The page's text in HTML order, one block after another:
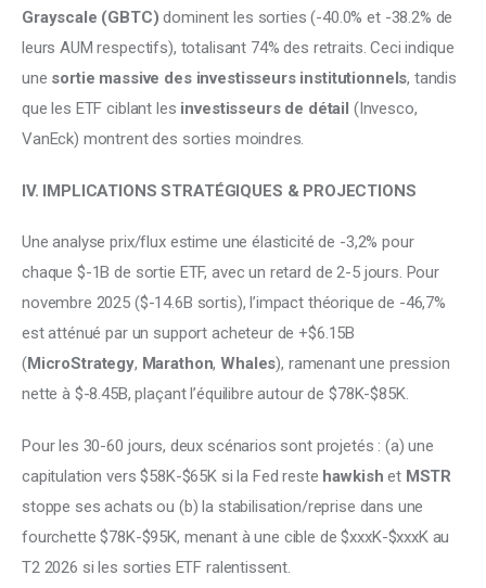
Grayscale (GBTC) dominent les sorties (-40.0% et -38.2% de
leurs AUM respectifs), totalisant 74% des retraits. Ceci indique
une sortie massive des investisseurs institutionnels, tandis
que les ETF ciblant les investisseurs de détail (Invesco,
VanEck) montrent des sorties moindres.
IV. IMPLICATIONS STRATÉGIQUES & PROJECTIONS
Une analyse prix/flux estime une élasticité de -3,2% pour
chaque $-1B de sortie ETF, avec un retard de 2-5 jours. Pour
novembre 2025 ($-14.6B sortis), l’impact théorique de -46,7%
est atténué par un support acheteur de +$6.15B
(MicroStrategy, Marathon, Whales), ramenant une pression
nette à $-8.45B, plaçant l’équilibre autour de $78K-$85K.
Pour les 30-60 jours, deux scénarios sont projetés : (a) une
capitulation vers $58K-$65K si la Fed reste hawkish et MSTR
stoppe ses achats ou (b) la stabilisation/reprise dans une
fourchette $78K-$95K, menant à une cible de $xxxK-$xxxK au
T2 2026 si les sorties ETF ralentissent.